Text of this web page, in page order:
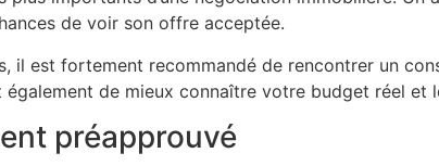
de voir son offre acceptée.
il est fortement recommandé de rencontrer un
de mieux connaître votre budget réel
préapprouvé